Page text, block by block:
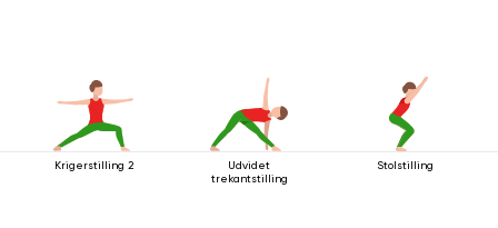
Krigerstilling 2
Udvidet
trekantstilling
Stolstilling